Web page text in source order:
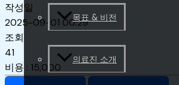
목표 & 비전
의료진 소개
작성일
2025-09-01 00:29
조회
41
비용 : 15,000